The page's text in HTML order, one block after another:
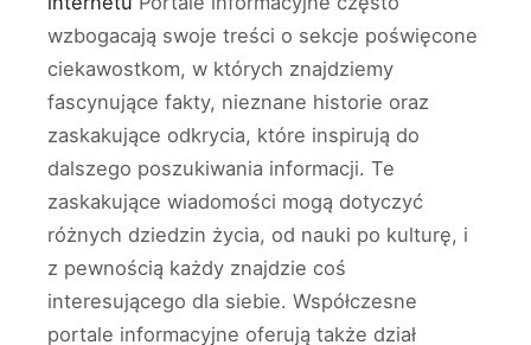
wzbogacają swoje treści o sekcje poświęcone
ciekawostkom, w których znajdziemy
fascynujące fakty, nieznane historie oraz
zaskakujące odkrycia, które inspirują do
dalszego poszukiwania informacji. Te
zaskakujące wiadomości mogą dotyczyć
różnych dziedzin życia, od nauki po kulturę, i
z pewnością każdy znajdzie coś
interesującego dla siebie. Współczesne
portale informacyjne oferują także dział